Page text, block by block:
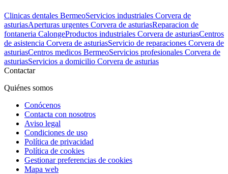
Clinicas dentales BermeoServicios industriales Corvera de
asturiasAperturas urgentes Corvera de asturiasReparacion de
fontaneria CalongeProductos industriales Corvera de asturiasCentros
de asistencia Corvera de asturiasServicio de reparaciones Corvera de
asturiasCentros medicos BermeoServicios profesionales Corvera de
asturiasServicios a domicilio Corvera de asturias
Contactar
Quiénes somos
Conócenos
Contacta con nosotros
Aviso legal
Condiciones de uso
Política de privacidad
Política de cookies
Gestionar preferencias de cookies
Mapa web